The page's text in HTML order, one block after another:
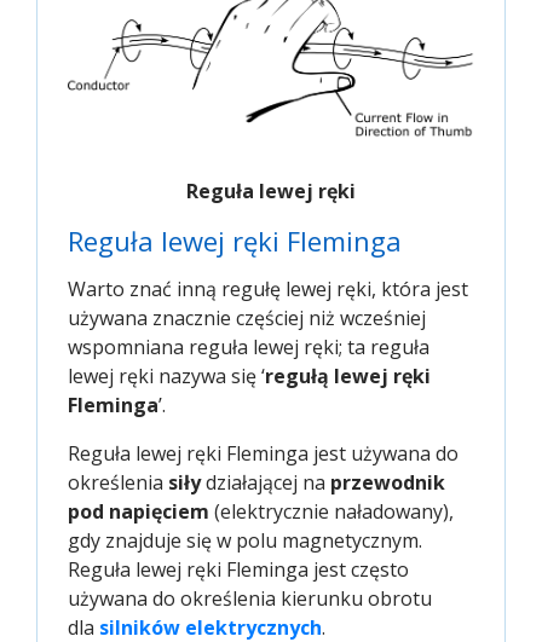
Reguła lewej ręki
Reguła lewej ręki Fleminga
Warto znać inną regułę lewej ręki, która jest
używana znacznie częściej niż wcześniej
wspomniana reguła lewej ręki; ta reguła
lewej ręki nazywa się ‘regułą lewej ręki
Fleminga’.
Reguła lewej ręki Fleminga jest używana do
określenia siłydziałającej na przewodnik
pod napięciem (elektrycznie naładowany),
gdy znajduje się w polu magnetycznym.
Reguła lewej ręki Fleminga jest często
używana do określenia kierunku obrotu
dla silników elektrycznych.